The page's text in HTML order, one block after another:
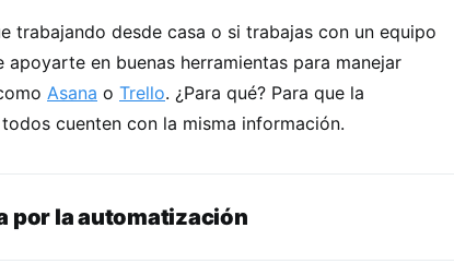
trabajando desde casa o si trabajas con un equipo
apoyarte en buenas herramientas para manejar
Asana o Trello. ¿Para qué? Para que la
cuenten con la misma información.
por la automatización